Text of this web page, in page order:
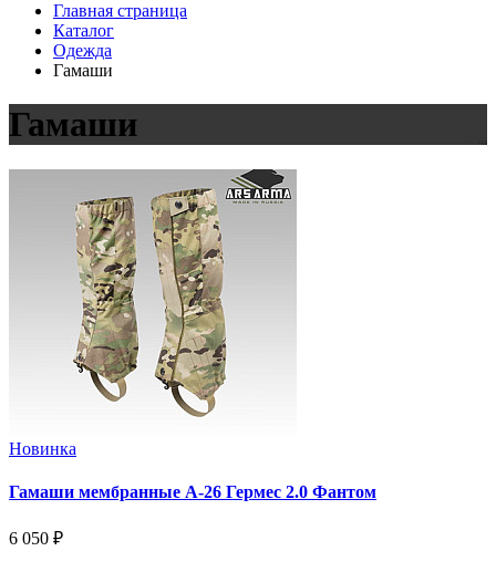
Главная страница
Каталог
Одежда
Гамаши
Гамаши
Новинка
Гамаши мембранные А-26 Гермес 2.0 Фантом
6 050 ₽